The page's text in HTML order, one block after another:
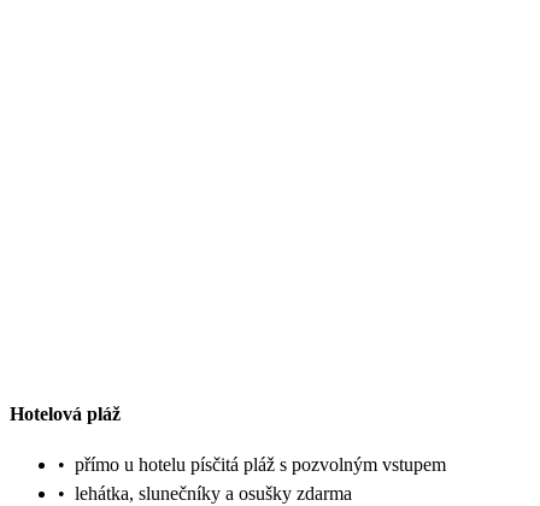
Hotelová pláž
• přímo u hotelu písčitá pláž s pozvolným vstupem
• lehátka, slunečníky a osušky zdarma